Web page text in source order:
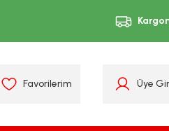
Favorilerim Üye